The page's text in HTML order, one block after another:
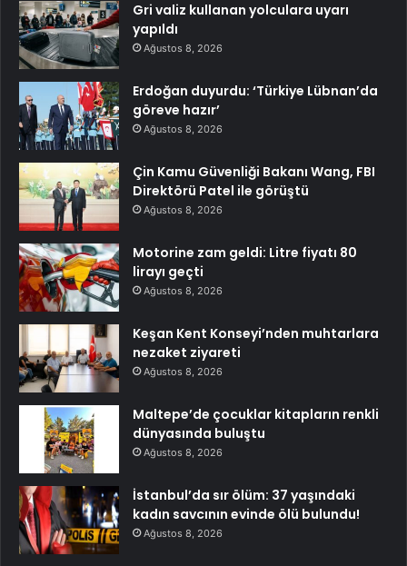
Gri valiz kullanan yolculara uyarı
yapıldı
Ağustos 8, 2026
Erdoğan duyurdu: ‘Türkiye Lübnan’da
göreve hazır’
Ağustos 8, 2026
Çin Kamu Güvenliği Bakanı Wang, FBI
Direktörü Patel ile görüştü
Ağustos 8, 2026
Motorine zam geldi: Litre fiyatı 80
lirayı geçti
Ağustos 8, 2026
Keşan Kent Konseyi’nden muhtarlara
nezaket ziyareti
Ağustos 8, 2026
Maltepe’de çocuklar kitapların renkli
dünyasında buluştu
Ağustos 8, 2026
İstanbul’da sır ölüm: 37 yaşındaki
kadın savcının evinde ölü bulundu!
Ağustos 8, 2026